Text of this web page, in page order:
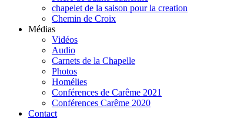
chapelet de la saison pour la creation
Chemin de Croix
Médias
Vidéos
Audio
Carnets de la Chapelle
Photos
Homélies
Conférences de Carême 2021
Conférences Carême 2020
Contact